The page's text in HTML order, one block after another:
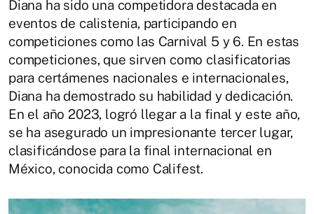
Diana ha sido una competidora destacada en
eventos de calistenia, participando en
competiciones como las Carnival 5 y 6. En estas
competiciones, que sirven como clasificatorias
para certámenes nacionales e internacionales,
Diana ha demostrado su habilidad y dedicación.
En el año 2023, logró llegar a la final y este año,
se ha asegurado un impresionante tercer lugar,
clasificándose para la final internacional en
México, conocida como Califest.